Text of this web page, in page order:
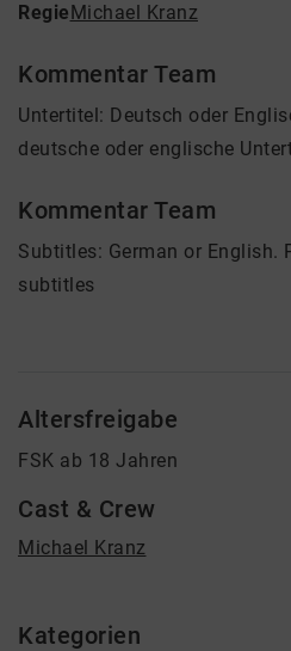
RegieMichael Kranz
Kommentar Team
Untertitel: Deutsch oder
deutsche oder englische
Kommentar Team
Subtitles: German or English.
subtitles
Altersfreigabe
FSK ab 18 Jahren
Cast & Crew
Michael Kranz
Kategorien